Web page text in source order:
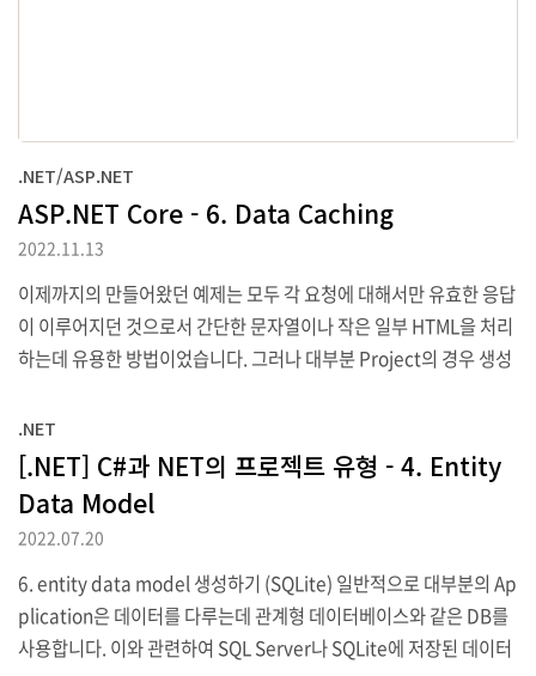
.NET/ASP.NET
ASP.NET Core - 6. Data Caching
2022.11.13
이제까지의 만들어왔던 예제는 모두 각 요청에 대해서만 유효한 응답
이 이루어지던 것으로서 간단한 문자열이나 작은 일부 HTML을 처리
하는데 유용한 방법이었습니다. 그러나 대부분 Project의 경우 생성
다루게 됩니다. 이에 따라 ASP.NET Core에서 제공하는 data cach
ing과 전체 응답을 caching 하는 것에 대해 알아보고자 합니다. 1. P
roject 준비하기 예제를 위한 Project는 이전에 만들었던 Project
를 그대로 사용할 것입니다. 다만 Program.cs의 내용은 아래와 같이
변경합니다. var builder = WebApplication.CreateBuilder(arg
s); var app = builder.B..
.NET
[.NET] C#과 NET의 프로젝트 유형 - 4. Entity
Data Model
2022.07.20
6. entity data model 생성하기 (SQLite) 일반적으로 대부분의 Ap
plication은 데이터를 다루는데 관계형 데이터베이스와 같은 DB를
사용합니다. 이와 관련하여 SQL Server나 SQLite에 저장된 데이터